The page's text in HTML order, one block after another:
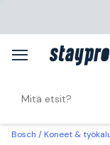
Bosch Koneet &